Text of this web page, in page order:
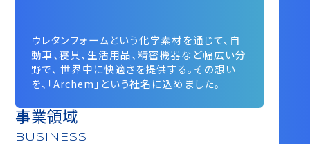
ウレタンフォームという化学素材を通じて、自
動車、寝具、生活用品、精密機器など幅広い分
野で、 世界中に快適さを提供する。その想い
を、「Archem」という社名に込めました。
事業領域
BUSINESS